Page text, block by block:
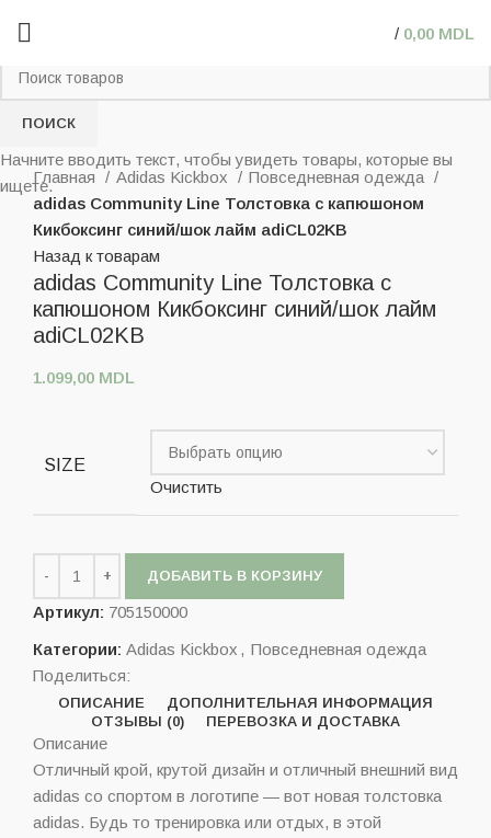
/ 0,00 MDL
Нажмите, чтобы увеличить
Главная
Adidas Kickbox
Повседневная одежда
adidas Community Line Толстовка с капюшоном
Кикбоксинг синий/шок лайм adiCL02KB
Назад к товарам
adidas Community Line Толстовка с
капюшоном Кикбоксинг синий/шок лайм
adiCL02KB
1.099,00 MDL
SIZE
Очистить
ДОБАВИТЬ В КОРЗИНУ
Артикул: 705150000
Категории: Adidas Kickbox , Повседневная одежда
Поделиться:
ОПИСАНИЕ
ДОПОЛНИТЕЛЬНАЯ ИНФОРМАЦИЯ
ОТЗЫВЫ (0)
ПЕРЕВОЗКА И ДОСТАВКА
Описание
Отличный крой, крутой дизайн и отличный внешний вид
adidas со спортом в логотипе — вот новая толстовка
adidas. Будь то тренировка или отдых, в этой
ПОИСК
Начните вводить текст, чтобы увидеть товары, которые вы
ищете.